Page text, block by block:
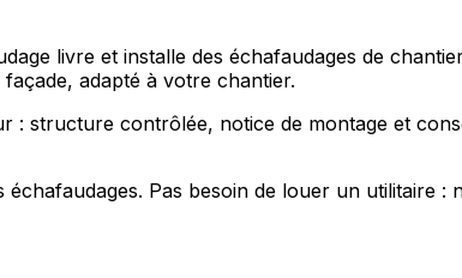
livre et installe des échafaudages de
adapté à votre chantier.
: structure contrôlée, notice de montage et
Pas besoin de louer un utilitaire